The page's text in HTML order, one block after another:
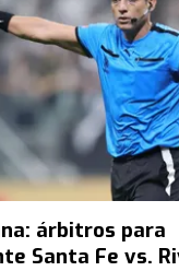
árbitros para
Santa Fe vs.